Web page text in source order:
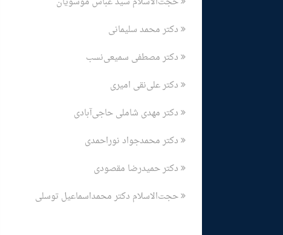
دکتر محمد سلیمانی
دکتر مصطفی سمیعی‌نسب
دکتر علی‌نقی امیری
دکتر مهدی شاملی حاجی‌آبادی
دکتر محمدجواد نوراحمدی
دکتر حمیدرضا مقصودی
حجت‌الاسلام دکتر محمداسماعیل توسلی